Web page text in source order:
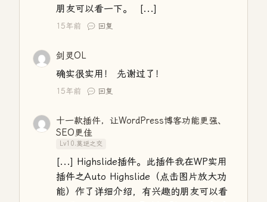
朋友可以看一下。 [...]
15年前 回复
剑灵OL
确实很实用！ 先谢过了！
15年前 回复
十一款插件，让WordPress博客功能更强、
SEO更佳
Lv10.莫逆之交
[...] Highslide插件。此插件我在WP实用
插件之Auto Highslide（点击图片放大功
能）作了详细介绍，有兴趣的朋友可以看